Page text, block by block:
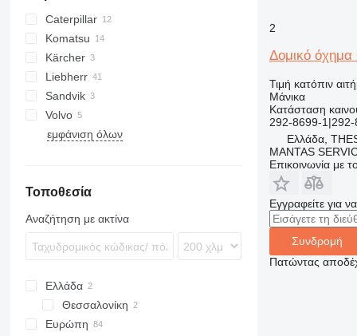
Caterpillar
420
966
972
D series
EX
8030
Komatsu
PC
WA
WB
Kärcher
Liebherr
A-series
LH
PR
R-series
Sandvik
Volvo
EC
εμφάνιση όλων
Τοποθεσία
Αναζήτηση με ακτίνα
Ελλάδα
Θεσσαλονίκη
Ευρώπη
2
Δομικό
Τιμή κατόπιν
Μάνικα
Κατάσταση
292-8699-
Ελλάδα,
MANTAS
Επικοινωνία με
Εγγραφείτε για
Συνδρομή
Πατώντας